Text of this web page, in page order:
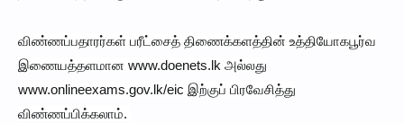
விண்ணப்பதாரர்கள் பரீட்சைத் திணைக்களத்தின் உத்தியோகபூர்வ
இணையத்தளமான www.doenets.lk அல்லது
www.onlineexams.gov.lk/eic இற்குப் பிரவேசித்து
விண்ணப்பிக்கலாம்.